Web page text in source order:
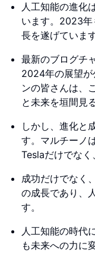
人工知能の進化
います。2023年
長を遂げています
最新のブログチ
2024年の展望が
ンの皆さんは、
と未来を垣間見
しかし、進化と
す。マルチーノ
Teslaだけでなく
成功だけでなく
の成長であり、
す。
人工知能の時代
も未来への力に